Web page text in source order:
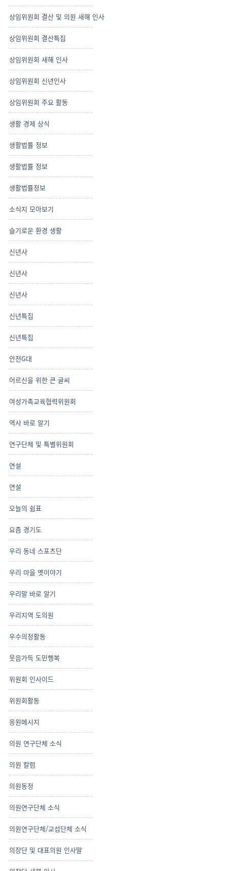
상임위원회 결산 및 의원 새해 인사
상임위원회 결산특집
상임위원회 새해 인사
상임위원회 신년인사
상임위원회 주요 활동
생활 경제 상식
생활법률 정보
생활법률 정보
생활법률정보
소식지 모아보기
슬기로운 환경 생활
신년사
신년사
신년사
신년특집
신년특집
안전G대
어르신을 위한 큰 글씨
여성가족교육협력위원회
역사 바로 알기
연구단체 및 특별위원회
연설
연설
오늘의 쉼표
요즘 경기도
우리 동네 스포츠단
우리 마을 옛이야기
우리말 바로 알기
우리지역 도의원
우수의정활동
웃음가득 도민행복
위원회 인사이드
위원회활동
응원메시지
의원 연구단체 소식
의원 칼럼
의원동정
의원연구단체 소식
의원연구단체/교섭단체 소식
의장단 및 대표의원 인사말